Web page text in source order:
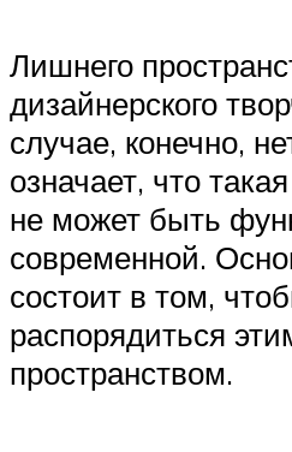
Лишнего
дизайнерского
случае, конечно,
означает, что
не может быть
современной.
состоит в том,
распорядиться
пространством.